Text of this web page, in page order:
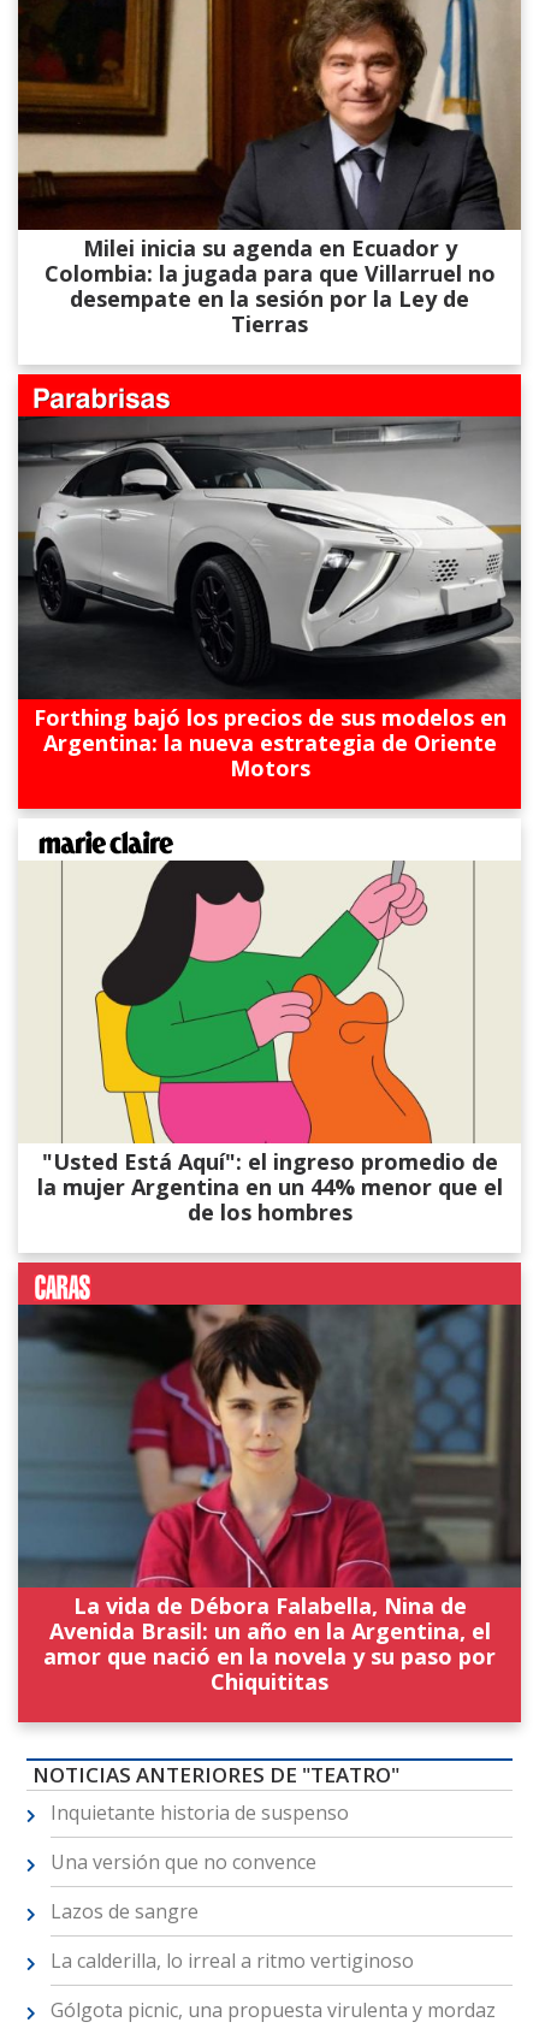
Milei inicia su agenda en Ecuador y
Colombia: la jugada para que Villarruel no
desempate en la sesión por la Ley de
Tierras
Forthing bajó los precios de sus modelos en
Argentina: la nueva estrategia de Oriente
Motors
"Usted Está Aquí": el ingreso promedio de
la mujer Argentina en un 44% menor que el
de los hombres
La vida de Débora Falabella, Nina de
Avenida Brasil: un año en la Argentina, el
amor que nació en la novela y su paso por
Chiquititas
NOTICIAS ANTERIORES DE "TEATRO"
Inquietante historia de suspenso
Una versión que no convence
Lazos de sangre
La calderilla, lo irreal a ritmo vertiginoso
Gólgota picnic, una propuesta virulenta y mordaz